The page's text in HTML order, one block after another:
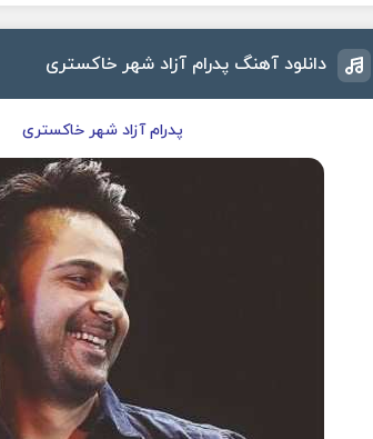
دانلود آهنگ پدرام آزاد شهر خاکستری
پدرام آزاد شهر خاکستری